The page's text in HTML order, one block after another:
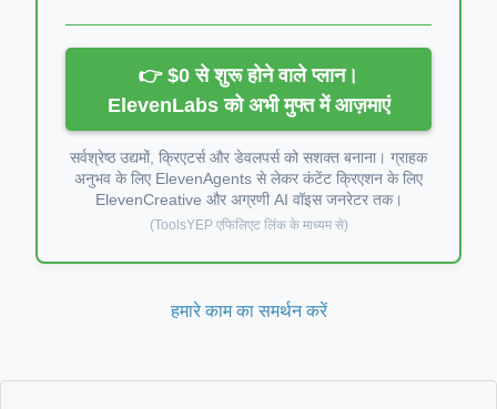
👉 $0 से शुरू होने वाले प्लान।
ElevenLabs को अभी मुफ्त में आज़माएं
सर्वश्रेष्ठ उद्यमों, क्रिएटर्स और डेवलपर्स को सशक्त बनाना। ग्राहक
अनुभव के लिए ElevenAgents से लेकर कंटेंट क्रिएशन के लिए
ElevenCreative और अग्रणी AI वॉइस जनरेटर तक।
(ToolsYEP एफिलिएट लिंक के माध्यम से)
हमारे काम का समर्थन करें